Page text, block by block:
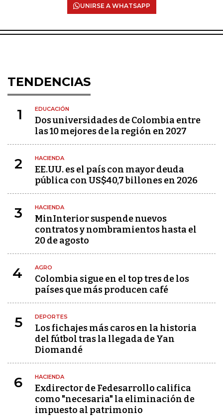
UNIRSE A WHATSAPP
TENDENCIAS
1 EDUCACIÓN
Dos universidades de Colombia entre
las 10 mejores de la región en 2027
2 HACIENDA
EE.UU. es el país con mayor deuda
pública con US$40,7 billones en 2026
3 HACIENDA
MinInterior suspende nuevos
contratos y nombramientos hasta el
20 de agosto
4 AGRO
Colombia sigue en el top tres de los
países que más producen café
5 DEPORTES
Los fichajes más caros en la historia
del fútbol tras la llegada de Yan
Diomandé
6 HACIENDA
Exdirector de Fedesarrollo califica
como "necesaria" la eliminación de
impuesto al patrimonio